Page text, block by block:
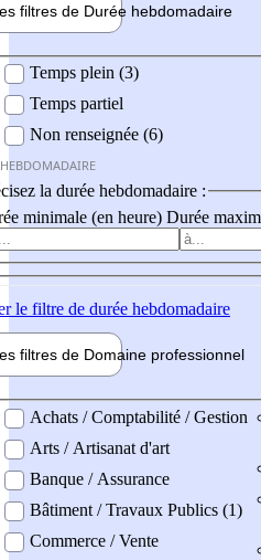
filtres de Durée hebdomadaire
Temps plein (3)
Temps partiel
Non renseignée (6)
la durée hebdomadaire :
minimale (en heure) Durée
le filtre de durée hebdomadaire
filtres de Domaine professionnel
professionel
Achats / Comptabilité / Gestion
Arts / Artisanat d'art
Banque / Assurance
Bâtiment / Travaux Publics (1)
Commerce / Vente